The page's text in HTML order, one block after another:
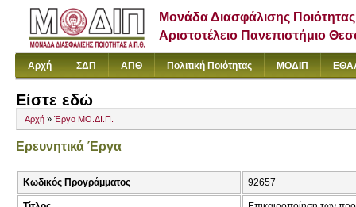
Μονάδα Διασφάλισης Ποιότητας
Αριστοτέλειο Πανεπιστήμιο
Αρχή ΣΔΠ ΑΠΘ Πολιτική Ποιότητας ΜΟΔΙΠ
Είστε εδώ
Αρχή » Έργο ΜΟ.ΔΙ.Π.
Ερευνητικά Έργα
Κωδικός Προγράμματος 92657